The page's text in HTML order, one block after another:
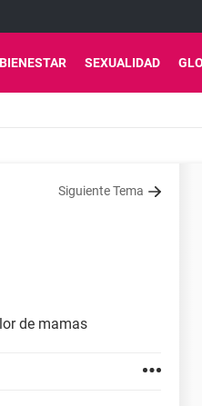
BIENESTAR SEXUALIDAD
Siguiente Tema
de mamas